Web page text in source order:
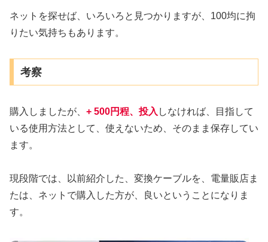
ネットを探せば、いろいろと見つかりますが、100均に拘
りたい気持ちもあります。
考察
購入しましたが、 + 500円程、投入 しなければ、目指して
いる使用方法として、使えないため、そのまま保存してい
ます。
現段階では、以前紹介した、変換ケーブルを、電量販店ま
たは、ネットで購入した方が、良いということになりま
す。